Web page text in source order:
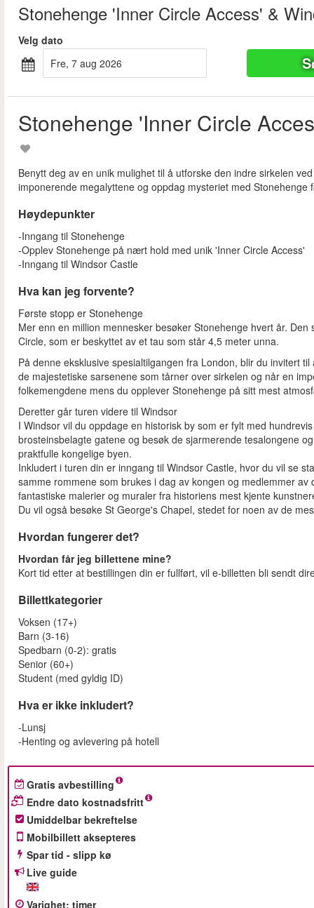
Stonehenge 'Inner Circle Access' &
Velg dato
fre, 7 aug 2026
Stonehenge 'Inner Circle
Benytt deg av en unik mulighet til å utforske den indre sirkelen
imponerende megalyttene og oppdag mysteriet med
Høydepunkter
-Inngang til Stonehenge
-Opplev Stonehenge på nært hold med unik 'Inner Circle Access'
-Inngang til Windsor Castle
Hva kan jeg forvente?
Første stopp er Stonehenge
Mer enn en million mennesker besøker Stonehenge hvert år.
Circle, som er beskyttet av et tau som står 4,5 meter unna.
På denne eksklusive spesialtilgangen fra London, blir du invitert
de majestetiske sarsenene som tårner over sirkelen og når en
folkemengdene mens du opplever Stonehenge på sitt mest
Deretter går turen videre til Windsor
I Windsor vil du oppdage en historisk by som er fylt med
brosteinsbelagte gatene og besøk de sjarmerende tesalongene
praktfulle kongelige byen.
Inkludert i turen din er inngang til Windsor Castle, hvor du vil se
samme rommene som brukes i dag av kongen og medlemmer
fantastiske malerier og muraler fra historiens mest kjente
Du vil også besøke St George's Chapel, stedet for noen av de
Hvordan fungerer det?
Hvordan får jeg billettene mine?
Kort tid etter at bestillingen din er fullført, vil e-billetten bli sendt
Billettkategorier
Voksen (17+)
Barn (3-16)
Spedbarn (0-2): gratis
Senior (60+)
Student (med gyldig ID)
Hva er ikke inkludert?
-Lunsj
-Henting og avlevering på hotell
Gratis avbestilling
Endre dato kostnadsfritt
Umiddelbar bekreftelse
Mobilbillett aksepteres
Spar tid - slipp kø
Live guide
Varighet: timer